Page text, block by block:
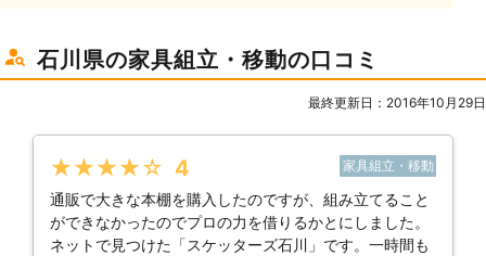
石川県の家具組立・移動の口コミ
最終更新日：2016年10月29日
★★★★★ 4 家具組立・移動
通販で大きな本棚を購入したのですが、組み立てること
ができなかったのでプロの力を借りるかとにしました。
ネットで見つけた「スケッターズ石川」です。一時間も